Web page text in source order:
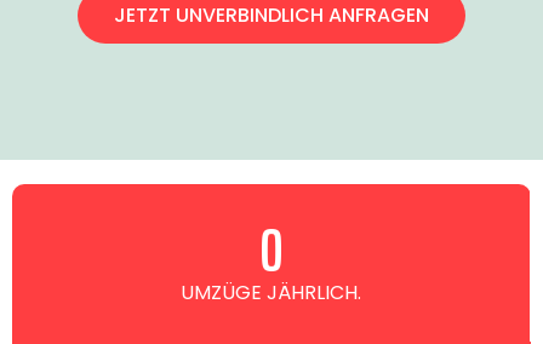
JETZT UNVERBINDLICH ANFRAGEN
UMZÜGE JÄHRLICH.
0